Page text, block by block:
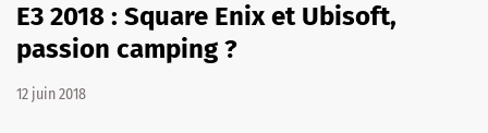
E3 2018 : Square Enix et Ubisoft,
passion camping ?
12 juin 2018